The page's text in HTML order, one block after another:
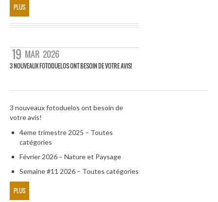
PLUS
19 MAR 2026
3 NOUVEAUX FOTODUELOS ONT BESOIN DE VOTRE AVIS!
3 nouveaux fotoduelos ont besoin de
votre avis!
4eme trimestre 2025 – Toutes
catégories
Février 2026 – Nature et Paysage
Semaine #11 2026 – Toutes catégories
PLUS